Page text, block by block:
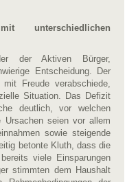
unterschiedlichen
der Aktiven Bürger,
Entscheidung. Der
Freude verabschiede,
Situation. Das Defizit
deutlich, vor welchen
Ursachen seien vor allem
sowie steigende
betonte Kluth, dass die
viele Einsparungen
stimmten dem Haushalt